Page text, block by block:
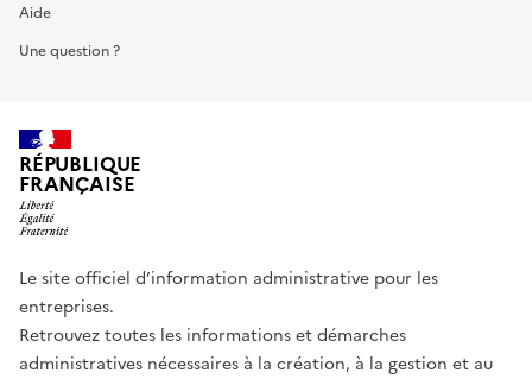
Aide
Une question ?
RÉPUBLIQUE
FRANÇAISE
Le site officiel d’information administrative pour les
entreprises.
Retrouvez toutes les informations et démarches
administratives nécessaires à la création, à la gestion et au